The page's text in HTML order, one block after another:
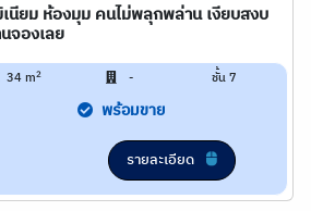
นียม ห้องมุม คนไม่พลุกพล่าน เงียบสงบ
จองเลย
34 m2 - ชั้น 7
พร้อมขาย
รายละเอียด